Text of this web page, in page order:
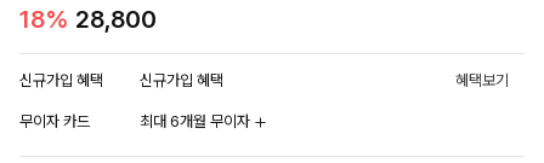
18% 28,800
신규가입 혜택 신규가입 혜택 혜택보기
무이자 카드 최대 6개월 무이자